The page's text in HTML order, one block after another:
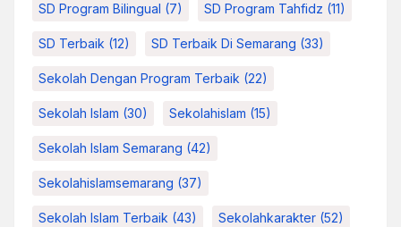
SD Program Bilingual (7) SD Program Tahfidz (11)
SD Terbaik (12) SD Terbaik Di Semarang (33)
Sekolah Dengan Program Terbaik (22)
Sekolah Islam (30) Sekolahislam (15)
Sekolah Islam Semarang (42)
Sekolahislamsemarang (37)
Sekolah Islam Terbaik (43) Sekolahkarakter (52)